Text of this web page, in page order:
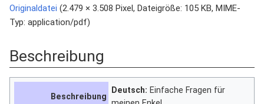
Originaldatei (2.479 × 3.508 Pixel, Dateigröße: 105 KB, MIME-
Typ: application/pdf)
Beschreibung
Beschreibung
Deutsch: Einfache Fragen für